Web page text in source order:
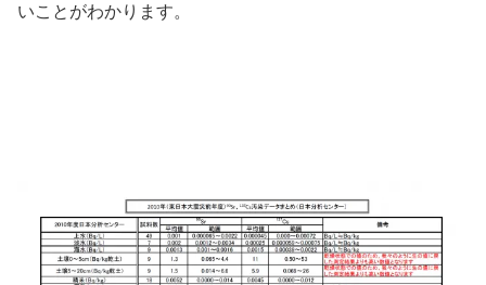
いことがわかります。